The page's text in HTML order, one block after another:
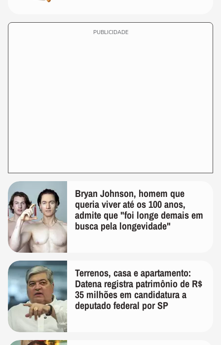
PUBLICIDADE
Bryan Johnson, homem que
queria viver até os 100 anos,
admite que "foi longe demais em
busca pela longevidade"
Terrenos, casa e apartamento:
Datena registra patrimônio de R$
35 milhões em candidatura a
deputado federal por SP